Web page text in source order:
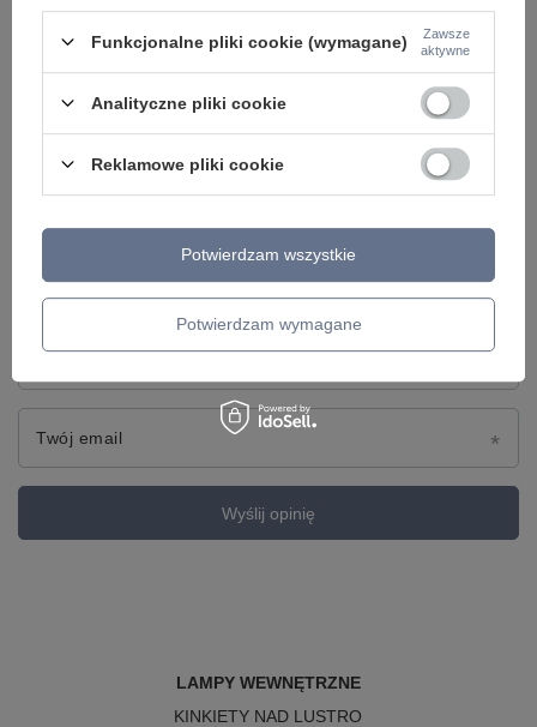
5/5
Treść twojej opinii
Dodaj własne zdjęcie produktu:
Twój email
Wyślij opinię
LAMPY WEWNĘTRZNE
KINKIETY NAD LUSTRO
Funkcjonalne pliki cookie (wymagane)
Zawsze
aktywne
Analityczne pliki cookie
Reklamowe pliki cookie
Potwierdzam wymagane
Potwierdzam wszystkie